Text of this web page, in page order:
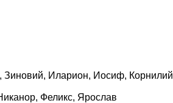
Зиновий, Иларион, Иосиф,
Феликс, Ярослав